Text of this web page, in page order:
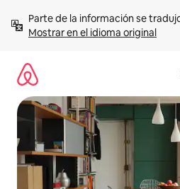
contenidoMostrar en el idioma original